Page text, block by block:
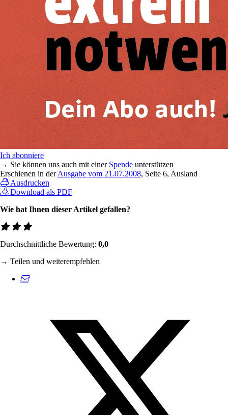
Ich abonniere
→ Sie können uns auch mit einer Spende unterstützen
Erschienen in derAusgabe vom 21.07.2008, Seite 6, Ausland
Ausdrucken
Download als PDF
Wie hat Ihnen dieser Artikel gefallen?
Durchschnittliche Bewertung: 0,0
→ Teilen und weiterempfehlen